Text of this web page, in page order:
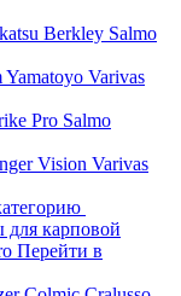
Berkley Salmo
Yamatoyo Varivas
Pro Salmo
Vision Varivas
карповой
Перейти в